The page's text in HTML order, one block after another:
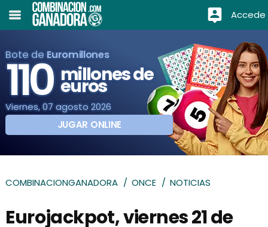
Accede
Bote de Euromillones
110 millones de
euros
Viernes, 07 agosto 2026
JUGAR ONLINE
COMBINACIONGANADORA ONCE NOTICIAS
Eurojackpot, viernes 21 de